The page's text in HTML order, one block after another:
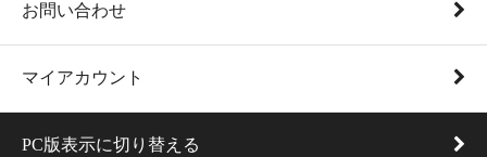
お問い合わせ
マイアカウント
PC版表示に切り替える